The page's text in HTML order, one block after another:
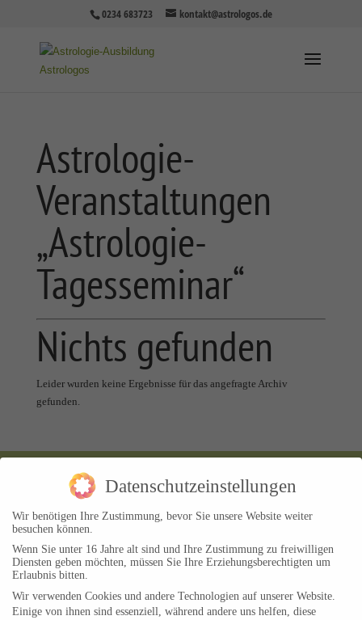
0234 683723 kontakt@astrologos.de
Astrologie-
Veranstaltungen
„Astrologie-
Tagesseminar“
Nichts gefunden
Leider wurden keine Ergebnisse für das angefragte Archiv
gefunden.
Informationen
Kontakt
Wegbeschreibung
Rechtliches
Datenschutzerklärung
AGB und Widerrufsbelehrung
Datenschutzeinstellungen
Wir benötigen Ihre Zustimmung, bevor Sie unsere Website weiter
besuchen können.
Wenn Sie unter 16 Jahre alt sind und Ihre Zustimmung zu freiwilligen
Diensten geben möchten, müssen Sie Ihre Erziehungsberechtigten um
Erlaubnis bitten.
Wir verwenden Cookies und andere Technologien auf unserer Website.
Einige von ihnen sind essenziell, während andere uns helfen, diese